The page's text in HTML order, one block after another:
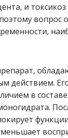
и
вопрос
действием.
в